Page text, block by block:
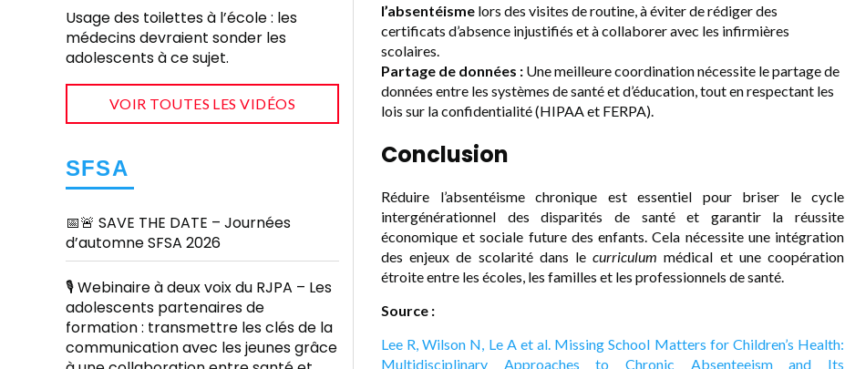
Usage des toilettes à l’école : les
médecins devraient sonder les
adolescents à ce sujet.
VOIR TOUTES LES VIDÉOS
SFSA
📅🚨 SAVE THE DATE – Journées
d’automne SFSA 2026
🎙️ Webinaire à deux voix du RJPA – Les
adolescents partenaires de
formation : transmettre les clés de la
communication avec les jeunes grâce
l’absentéisme lors des visites de routine, à éviter de rédiger des
certificats d’absence injustifiés et à collaborer avec les infirmières
scolaires.
Partage de données : Une meilleure coordination nécessite le partage de
données entre les systèmes de santé et d’éducation, tout en respectant les
lois sur la confidentialité (HIPAA et FERPA).
Conclusion
Réduire l’absentéisme chronique est essentiel pour briser le cycle
intergénérationnel des disparités de santé et garantir la réussite
économique et sociale future des enfants. Cela nécessite une intégration
des enjeux de scolarité dans lecurriculum médical et une coopération
étroite entre les écoles, les familles et les professionnels de santé.
Source :
Lee R, Wilson N, Le A et al. Missing School Matters for Children’s Health:
Multidisciplinary Approaches to Chronic Absenteeism and Its